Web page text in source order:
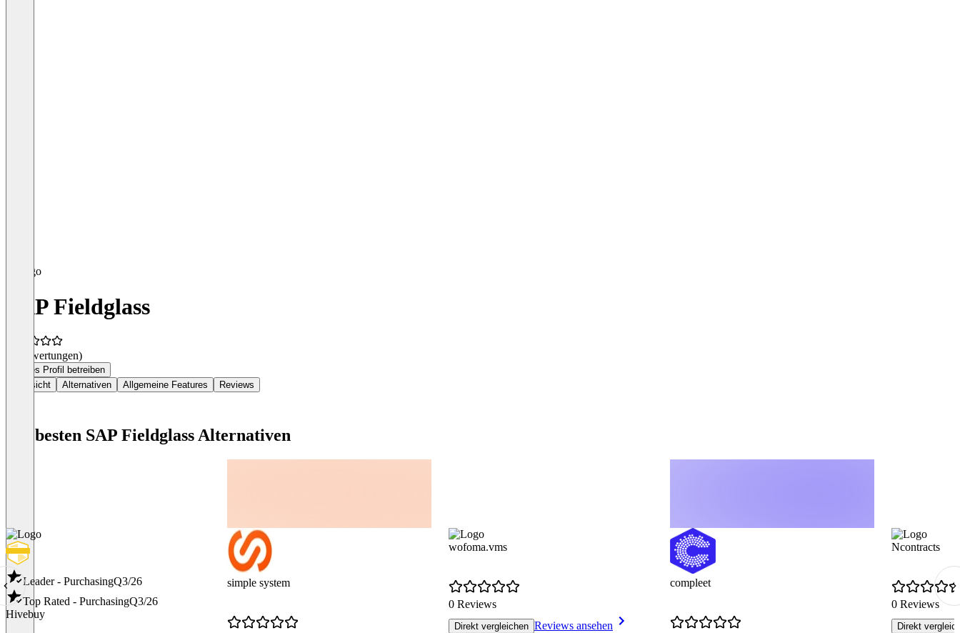
SAP Fieldglass
(0 Bewertungen)
Dieses Profil betreiben
Übersicht
Alternativen Allgemeine Features Reviews
Die besten SAP Fieldglass Alternativen
Leader - PurchasingQ3/26
Top Rated - PurchasingQ3/26
Hivebuy
simple system
wofoma.vms
0 Reviews
Direkt vergleichen Reviews ansehen
compleet
Ncontracts
0 Reviews
Direkt